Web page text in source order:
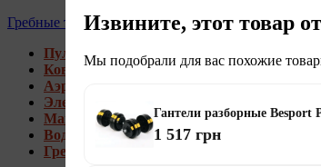
Гребные тренажеры
Пульсометри
Коврики под тренажеры
Аэромагнитные гребные тренажеры
Электромагнитные гребные тренажеры
Магнитные гребные тренажеры
Водные гребные тренажеры
Гребные тренажеры для дома
Извините, этот товар
Мы подобрали для вас похожие
Гантели разборные Besport
1 517 грн